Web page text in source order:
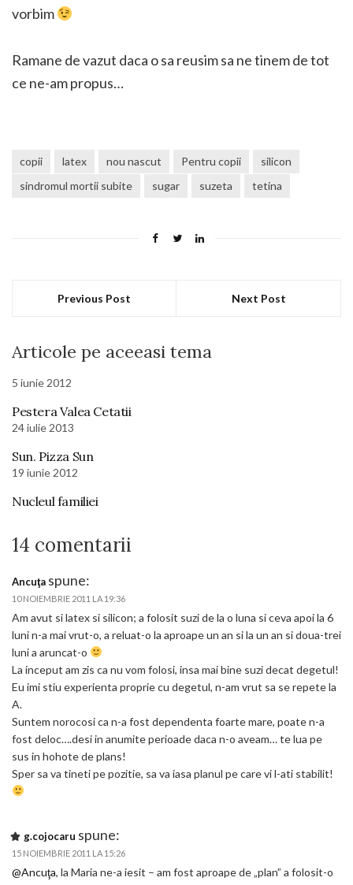
vorbim
Ramane de vazut daca o sa reusim sa ne tinem de tot
ce ne-am propus…
copii latex nou nascut Pentru copii
silicon
sindromul mortii subite
sugar suzeta tetina
Previous Post Next Post
Articole pe aceeasi tema
5 iunie 2012
Pestera Valea Cetatii
24 iulie 2013
Sun. Pizza Sun
19 iunie 2012
Nucleul familiei
14 comentarii
Ancuţa spune:
10 NOIEMBRIE 2011 LA 19:36
Am avut si latex si silicon; a folosit suzi de la o luna si ceva apoi la 6
luni n-a mai vrut-o, a reluat-o la aproape un an si la un an si doua-trei
luni a aruncat-o
La inceput am zis ca nu vom folosi, insa mai bine suzi decat degetul!
Eu imi stiu experienta proprie cu degetul, n-am vrut sa se repete la
A.
Suntem norocosi ca n-a fost dependenta foarte mare, poate n-a
fost deloc….desi in anumite perioade daca n-o aveam… te lua pe
sus in hohote de plans!
Sper sa va tineti pe pozitie, sa va iasa planul pe care vi l-ati stabilit!
g.cojocaru spune:
15 NOIEMBRIE 2011 LA 15:26
@Ancuţa, la Maria ne-a iesit – am fost aproape de „plan” a folosit-o